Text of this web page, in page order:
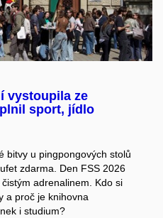
vystoupila ze
sport, jídlo
bitvy u pingpongových stolů
zdarma. Den FSS 2026
adrenalinem. Kdo si
a proč je knihovna
i studium?